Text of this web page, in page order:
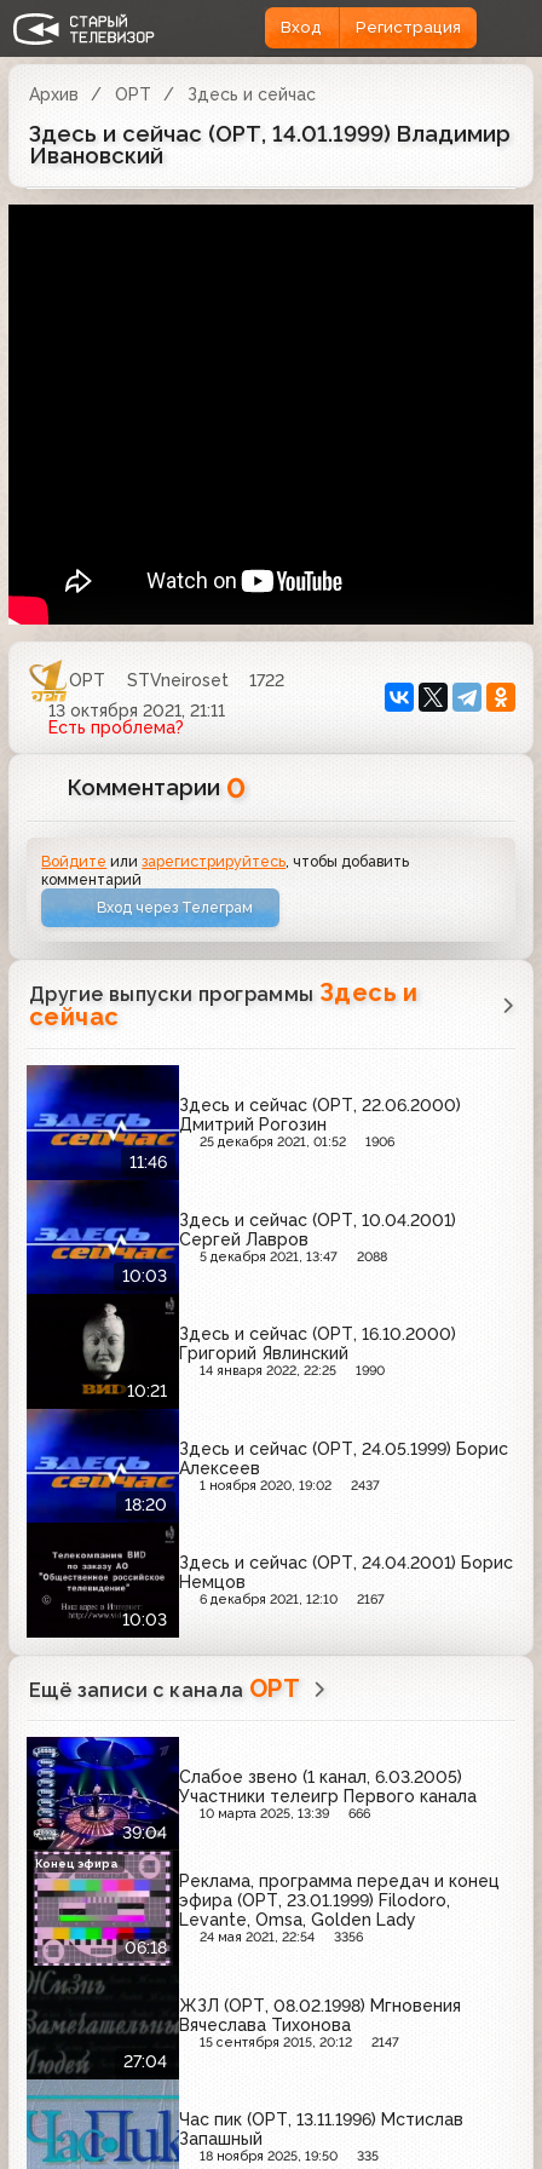
Вход Регистрация
Архив ОРТ Здесь и сейчас
Здесь и сейчас (ОРТ, 14.01.1999) Владимир
Ивановский
ОРТ STVneiroset
1722
13 октября 2021, 21:11
Есть проблема?
Комментарии 0
Войдите илизарегистрируйтесь , чтобы добавить
комментарий
Вход через Телеграм
Другие выпуски программы Здесь и
сейчас
11:46
Здесь и сейчас (ОРТ, 22.06.2000)
Дмитрий Рогозин
25 декабря 2021, 01:52 1906
10:03
Здесь и сейчас (ОРТ, 10.04.2001)
Сергей Лавров
5 декабря 2021, 13:47 2088
10:21
Здесь и сейчас (ОРТ, 16.10.2000)
Григорий Явлинский
14 января 2022, 22:25 1990
18:20
Здесь и сейчас (ОРТ, 24.05.1999) Борис
Алексеев
1 ноября 2020, 19:02 2437
10:03
Здесь и сейчас (ОРТ, 24.04.2001) Борис
Немцов
6 декабря 2021, 12:10 2167
Ещё записи с канала ОРТ
39:04
Слабое звено (1 канал, 6.03.2005)
Участники телеигр Первого канала
10 марта 2025, 13:39 666
06:18
Реклама, программа передач и конец
эфира (ОРТ, 23.01.1999) Filodoro,
Levante, Omsa, Golden Lady
24 мая 2021, 22:54 3356
Конец эфира
27:04
ЖЗЛ (ОРТ, 08.02.1998) Мгновения
Вячеслава Тихонова
15 сентября 2015, 20:12 2147
Час пик (ОРТ, 13.11.1996) Мстислав
Запашный
18 ноября 2025, 19:50 335